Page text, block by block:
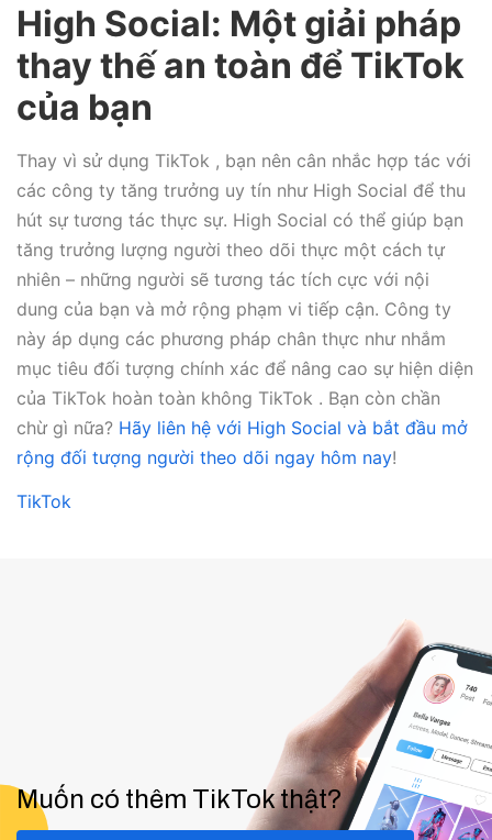
High Social: Một giải pháp
thay thế an toàn để TikTok
của bạn
Thay vì sử dụng TikTok , bạn nên cân nhắc hợp tác với
các công ty tăng trưởng uy tín như High Social để thu
hút sự tương tác thực sự. High Social có thể giúp bạn
tăng trưởng lượng người theo dõi thực một cách tự
nhiên – những người sẽ tương tác tích cực với nội
dung của bạn và mở rộng phạm vi tiếp cận. Công ty
này áp dụng các phương pháp chân thực như nhắm
mục tiêu đối tượng chính xác để nâng cao sự hiện diện
của TikTok hoàn toàn không TikTok . Bạn còn chần
chừ gì nữa? Hãy liên hệ với High Social và bắt đầu mở
rộng đối tượng người theo dõi ngay hôm nay!
TikTok
Muốn có thêm TikTok thật?